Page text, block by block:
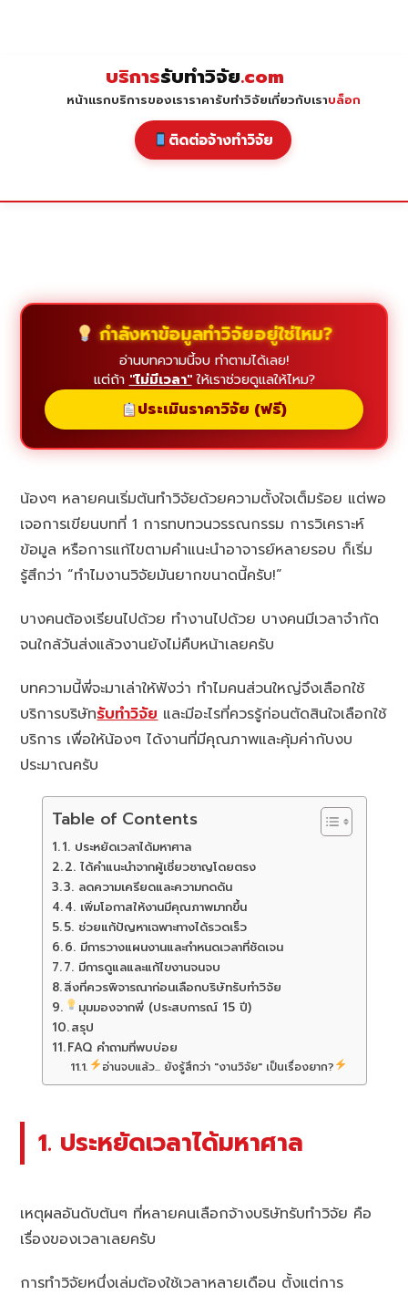
บริการรับทำวิจัย.com
หน้าแรกบริการของเราราคารับทำวิจัยเกี่ยวกับเราบล็อก
ติดต่อจ้างทำวิจัย
กำลังหาข้อมูลทำวิจัยอยู่ใช่ไหม?
อ่านบทความนี้จบ ทำตามได้เลย!
แต่ถ้า "ไม่มีเวลา"ให้เราช่วยดูแลให้ไหม?
ประเมินราคาวิจัย (ฟรี)
น้องๆ หลายคนเริ่มต้นทำวิจัยด้วยความตั้งใจเต็มร้อย แต่พอ
เจอการเขียนบทที่ 1 การทบทวนวรรณกรรม การวิเคราะห์
ข้อมูล หรือการแก้ไขตามคำแนะนำอาจารย์หลายรอบ ก็เริ่ม
รู้สึกว่า “ทำไมงานวิจัยมันยากขนาดนี้ครับ!”
บางคนต้องเรียนไปด้วย ทำงานไปด้วย บางคนมีเวลาจำกัด
จนใกล้วันส่งแล้วงานยังไม่คืบหน้าเลยครับ
บทความนี้พี่จะมาเล่าให้ฟังว่า ทำไมคนส่วนใหญ่จึงเลือกใช้
บริการบริษัทรับทำวิจัยและมีอะไรที่ควรรู้ก่อนตัดสินใจเลือกใช้
บริการ เพื่อให้น้องๆ ได้งานที่มีคุณภาพและคุ้มค่ากับงบ
ประมาณครับ
Table of Contents
1. ประหยัดเวลาได้มหาศาล
2. ได้คำแนะนำจากผู้เชี่ยวชาญโดยตรง
3. ลดความเครียดและความกดดัน
4. เพิ่มโอกาสให้งานมีคุณภาพมากขึ้น
5. ช่วยแก้ปัญหาเฉพาะทางได้รวดเร็ว
6. มีการวางแผนงานและกำหนดเวลาที่ชัดเจน
7. มีการดูแลและแก้ไขงานจนจบ
สิ่งที่ควรพิจารณาก่อนเลือกบริษัทรับทำวิจัย
มุมมองจากพี่ (ประสบการณ์ 15 ปี)
สรุป
FAQ คำถามที่พบบ่อย
อ่านจบแล้ว... ยังรู้สึกว่า "งานวิจัย" เป็นเรื่องยาก?
1. ประหยัดเวลาได้มหาศาล
เหตุผลอันดับต้นๆ ที่หลายคนเลือกจ้างบริษัทรับทำวิจัย คือ
เรื่องของเวลาเลยครับ
การทำวิจัยหนึ่งเล่มต้องใช้เวลาหลายเดือน ตั้งแต่การ